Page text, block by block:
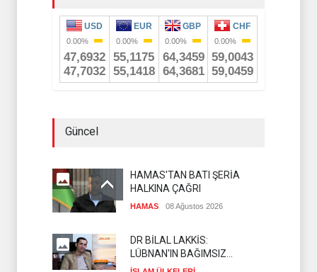
Güncel
HAMAS'TAN BATI ŞERİA
HALKINA ÇAĞRI
HAMAS 08 Ağustos 2026
DR BİLAL LAKKİS:
LÜBNAN'IN BAĞIMSIZ
OLMASI İSTENMİYOR